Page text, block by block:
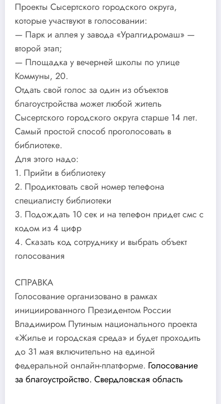
Проекты Сысертского городского округа,
которые участвуют в голосовании:
— Парк и аллея у завода «Уралгидромаш» —
второй этап;
— Площадка у вечерней школы по улице
Коммуны, 20.
Отдать свой голос за один из объектов
благоустройства может любой житель
Сысертского городского округа старше 14 лет.
Самый простой способ проголосовать в
библиотеке.
Для этого надо:
1. Прийти в библиотеку
2. Продиктовать свой номер телефона
специалисту библиотеки
3. Подождать 10 сек и на телефон придет смс с
кодом из 4 цифр
4. Сказать код сотруднику и выбрать объект
голосования
СПРАВКА
Голосование организовано в рамках
инициированного Президентом России
Владимиром Путиным национального проекта
«Жилье и городская среда» и будет проходить
до 31 мая включительно на единой
федеральной онлайн-платформе. Голосование
за благоустройство. Свердловская область